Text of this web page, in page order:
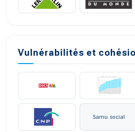
Vulnérabilités et
Samu social